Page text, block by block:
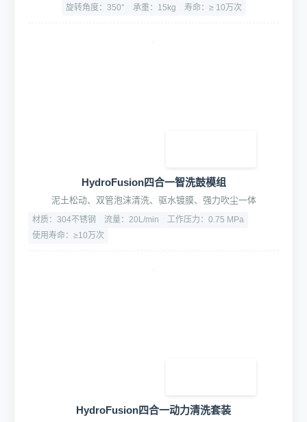
旋转角度：350° 承重：15kg 寿命：≥ 10万次
HydroFusion四合一智洗鼓模组
泥土松动、双管泡沫清洗、驱水镀膜、强力吹尘一体
材质：304不锈钢 流量：20L/min
工作压力：0.75 MPa
使用寿命：≥10万次
HydroFusion四合一动力清洗套装